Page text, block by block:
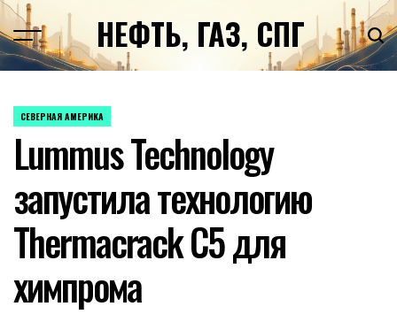
Перейти
к
содержимомуНЕФТЬ, ГАЗ, СПГ
ОПУБЛИКОВАНО
СЕВЕРНАЯ АМЕРИКА
Lummus Technology
запустила технологию
Thermacrack C5 для
химпрома